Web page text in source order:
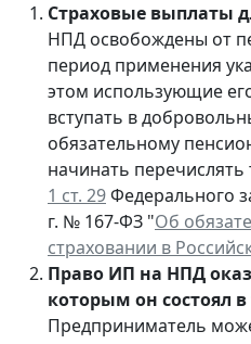
Страховые выплаты
НПД освобождены от
период применения
этом использующие
вступать в
обязательному
начинать перечислять
1 ст. 29Федерального
г. № 167-ФЗ "Об
страховании в
Право ИП на НПД
которым он состоял
Предприниматель